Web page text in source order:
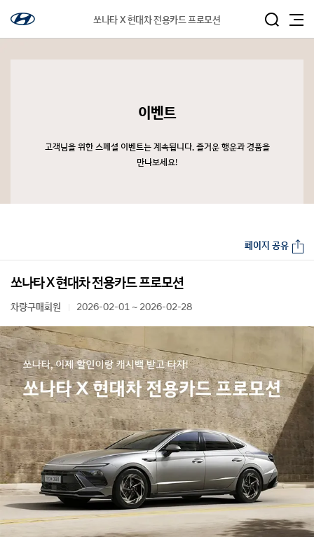
쏘나타 X 현대차 전용카드 프로모션
이벤트
고객님을 위한 스페셜 이벤트는 계속됩니다. 즐거운 행운과 경품을
만나보세요!
쏘나타 X 현대차 전용카드 프로모션
차량구매회원 2026-02-01 ~ 2026-02-28
페이지 공유